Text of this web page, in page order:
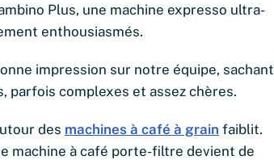
Plus, une machine expresso ultra-
enthousiasmés.
impression sur notre équipe, sachant
parfois complexes et assez chères.
des machines à café à grain faiblit.
machine à café porte-filtre devient de